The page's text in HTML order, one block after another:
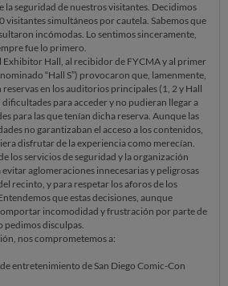
la seguridad de nuestros visitantes. Decidimos
visitantes simultáneos por cautela. Sabemos que
incómodas. Lo sentimos sinceramente,
fue lo primero.
Exhibitor Hall, al recibidor de FYCMA y al primer
“Hall S”) provocaron que, lamenmente,
en los auditorios principales (1, 2 y Hall
para acceder y no pudieran llegar a
para las que tenían dicha reserva. Aunque las
no garantizaban el acceso a los contenidos,
disfrutar de la experiencia como merecían.
los servicios de seguridad y la organización
aglomeraciones innecesarias y peligrosas
recinto, y para respetar los aforos de los
que estas decisiones, aunque
incomodidad y frustración por parte de
pedimos disculpas.
nos comprometemos a:
entretenimiento de San Diego Comic-Con